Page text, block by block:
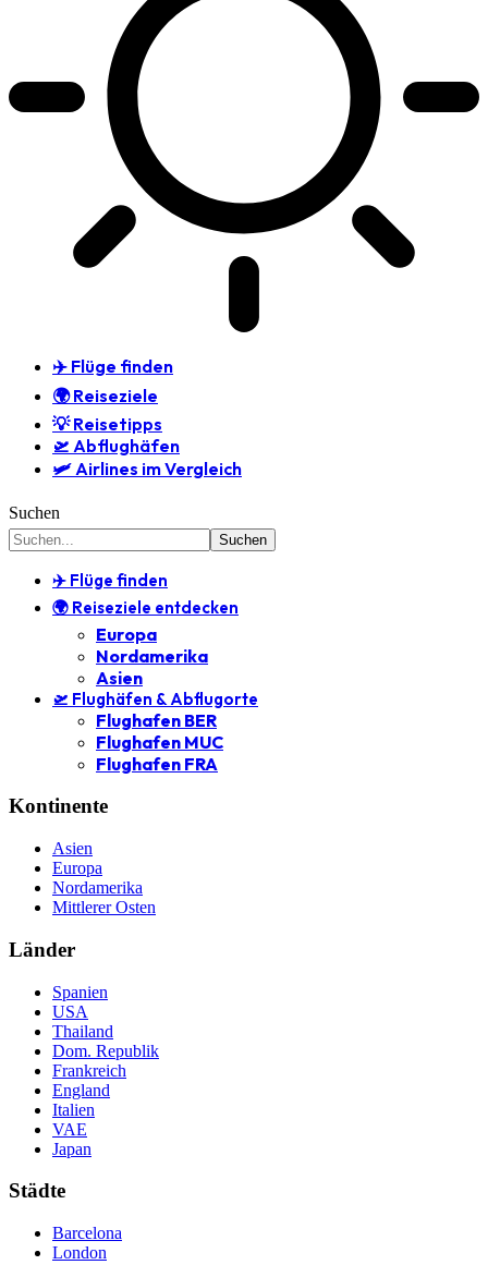
✈️ Flüge finden
🌍 Reiseziele
💡 Reisetipps
🛫 Abflughäfen
🛩️ Airlines im Vergleich
Suchen
✈️ Flüge finden
🌍 Reiseziele entdecken
Europa
Nordamerika
Asien
🛫 Flughäfen & Abflugorte
Flughafen BER
Flughafen MUC
Flughafen FRA
Kontinente
Asien
Europa
Nordamerika
Mittlerer Osten
Länder
Spanien
USA
Thailand
Dom. Republik
Frankreich
England
Italien
VAE
Japan
Städte
Barcelona
London